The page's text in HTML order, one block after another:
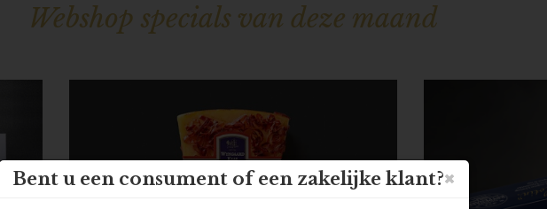
Webshop specials van deze maand
Bent u een consument of een zakelijke klant?